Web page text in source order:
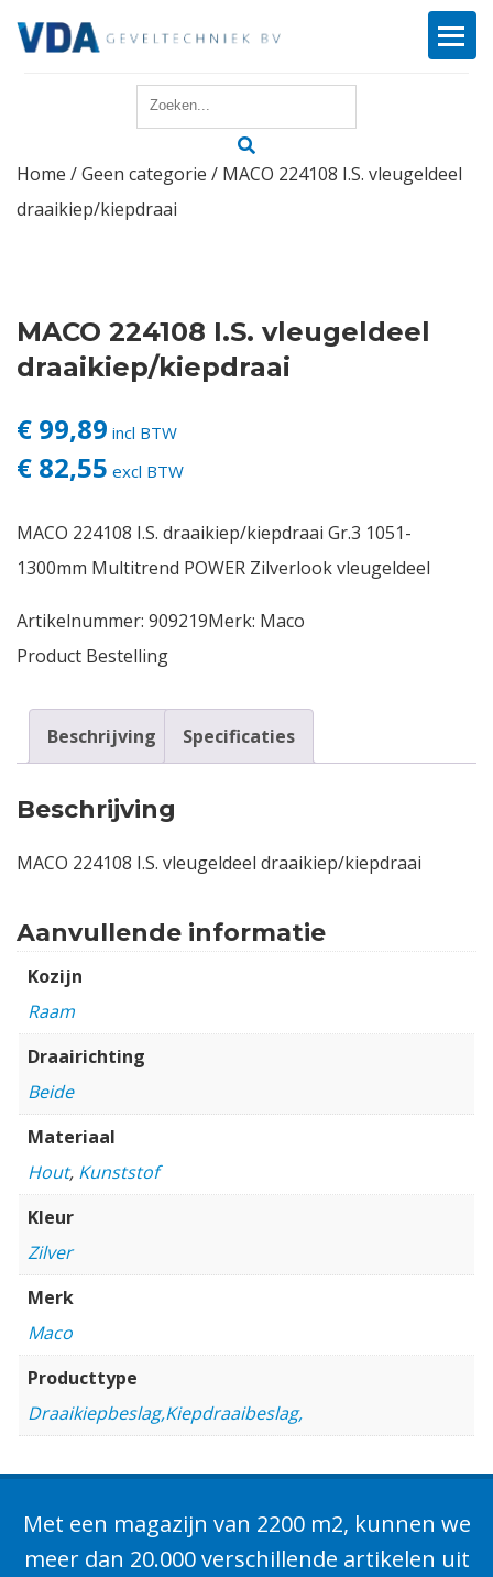
Reparatie
Producten
Offerte
Actueel
Contact
Vacatures
Home /Geen categorie / MACO 224108 I.S. vleugeldeel
draaikiep/kiepdraai
MACO 224108 I.S. vleugeldeel
draaikiep/kiepdraai
€ 99,89 incl BTW
€ 82,55 excl BTW
MACO 224108 I.S. draaikiep/kiepdraai Gr.3 1051-
1300mm Multitrend POWER Zilverlook vleugeldeel
Artikelnummer: 909219Merk: Maco
Product Bestelling
Beschrijving Specificaties
Beschrijving
MACO 224108 I.S. vleugeldeel draaikiep/kiepdraai
Aanvullende informatie
Kozijn
Raam
Draairichting
Beide
Materiaal
Hout, Kunststof
Kleur
Zilver
Merk
Maco
Producttype
Draaikiepbeslag,Kiepdraaibeslag,
Met een magazijn van 2200 m2, kunnen we
meer dan 20.000 verschillende artikelen uit